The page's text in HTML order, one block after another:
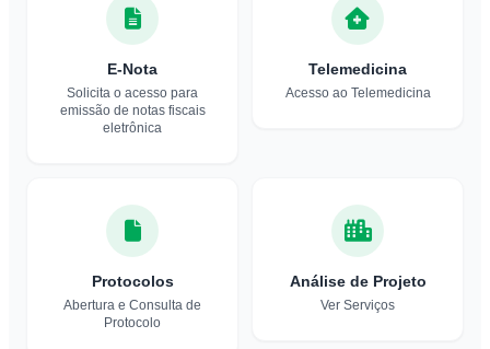
E-Nota
Solicita o acesso para
emissão de notas fiscais
eletrônica
Telemedicina
Acesso ao Telemedicina
Protocolos
Abertura e Consulta de
Protocolo
Análise de Projeto
Ver Serviços